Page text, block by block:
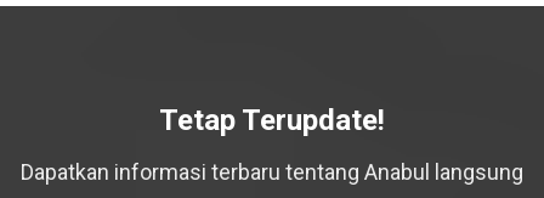
Tetap Terupdate!
Dapatkan informasi terbaru tentang Anabul langsung